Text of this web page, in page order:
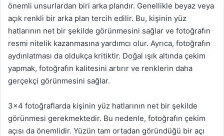
önemli unsurlardan biri arka plandır. Genellikle beyaz veya
açık renkli bir arka plan tercih edilir. Bu, kişinin yüz
hatlarının net bir şekilde görünmesini sağlar ve fotoğrafın
resmi nitelik kazanmasına yardımcı olur. Ayrıca, fotoğrafın
aydınlatması da oldukça kritiktir. Doğal ışık altında çekim
yapmak, fotoğrafın kalitesini artırır ve renklerin daha
gerçekçi görünmesini sağlar.
3×4 fotoğraflarda kişinin yüz hatlarının net bir şekilde
görünmesi gerekmektedir. Bu nedenle, fotoğrafın çekim
açısı da önemlidir. Yüzün tam ortadan göründüğü bir açı